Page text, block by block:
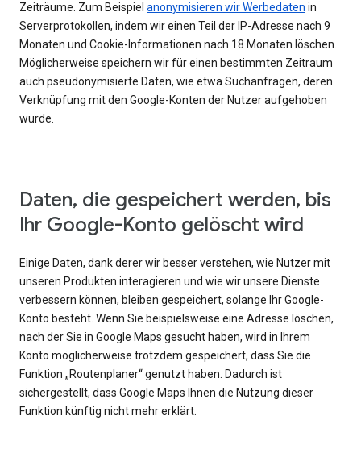
Zeiträume. Zum Beispiel anonymisieren wir Werbedaten in
Serverprotokollen, indem wir einen Teil der IP-Adresse nach 9
Monaten und Cookie-Informationen nach 18 Monaten löschen.
Möglicherweise speichern wir für einen bestimmten Zeitraum
auch pseudonymisierte Daten, wie etwa Suchanfragen, deren
Verknüpfung mit den Google-Konten der Nutzer aufgehoben
wurde.
Daten, die gespeichert werden, bis
Ihr Google-Konto gelöscht wird
Einige Daten, dank derer wir besser verstehen, wie Nutzer mit
unseren Produkten interagieren und wie wir unsere Dienste
verbessern können, bleiben gespeichert, solange Ihr Google-
Konto besteht. Wenn Sie beispielsweise eine Adresse löschen,
nach der Sie in Google Maps gesucht haben, wird in Ihrem
Konto möglicherweise trotzdem gespeichert, dass Sie die
Funktion „Routenplaner“ genutzt haben. Dadurch ist
sichergestellt, dass Google Maps Ihnen die Nutzung dieser
Funktion künftig nicht mehr erklärt.